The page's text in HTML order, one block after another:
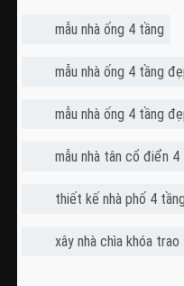
mẫu nhà ống 4 tầng
mẫu nhà ống 4 tầng
mẫu nhà ống 4 tầng
mẫu nhà tân cổ điển 4
thiết kế nhà phố 4 tầng
xây nhà chìa khóa trao